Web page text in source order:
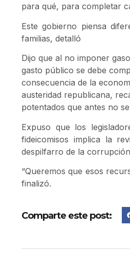
para qué, para completar
Este gobierno piensa
familias, detalló
Dijo que al no imponer
gasto público se debe
consecuencia de la
austeridad republicana,
potentados que antes no
Expuso que los
fideicomisos implica la
despilfarro de la
“Queremos que esos
finalizó.
Comparte este post: